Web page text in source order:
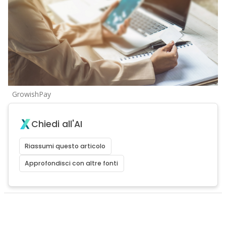
GrowishPay
Chiedi all'AI
Riassumi questo articolo
Approfondisci con altre fonti